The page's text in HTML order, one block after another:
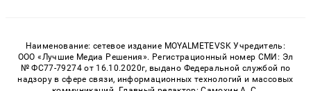
Наименование: сетевое издание MOYALMETEVSK Учредитель:
ООО «Лучшие Медиа Решения». Регистрационный номер СМИ: Эл
№ ФС77-79274 от 16.10.2020г, выдано Федеральной службой по
надзору в сфере связи, информационных технологий и массовых